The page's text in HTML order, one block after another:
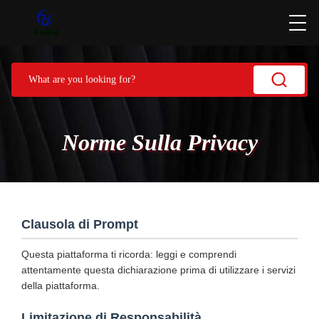
Norme Sulla Privacy
Clausola di Prompt
Questa piattaforma ti ricorda: leggi e comprendi
attentamente questa dichiarazione prima di utilizzare i servizi
della piattaforma.